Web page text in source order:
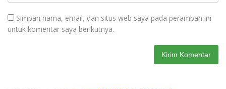
Simpan nama, email, dan situs web saya pada peramban ini
untuk komentar saya berikutnya.